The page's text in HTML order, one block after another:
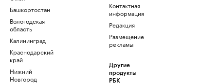
Башкортостан
Вологодская
область
Калининград
Краснодарский
край
Нижний
Новгород
Контактная
информация
Редакция
Размещение
рекламы
Другие
продукты
РБК